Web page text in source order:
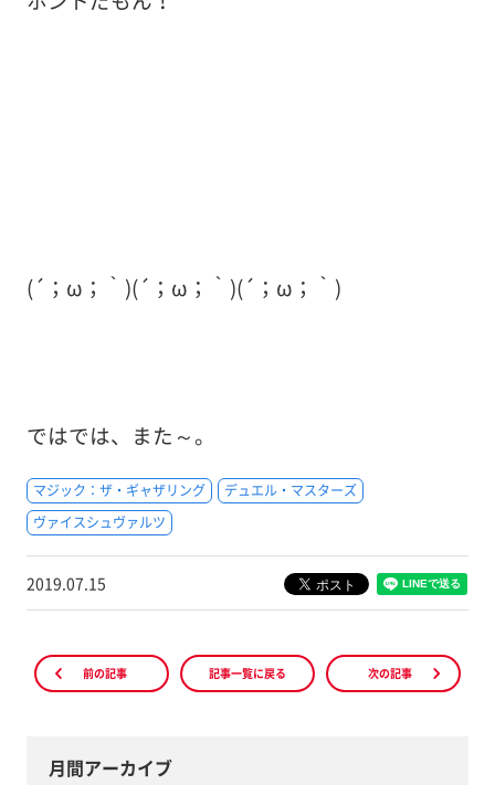
(´；ω；｀)(´；ω；｀)(´；ω；｀)
ではでは、また～。
マジック：ザ・ギャザリング
デュエル・マスターズ
ヴァイスシュヴァルツ
2019.07.15
前の記事 記事一覧に戻る 次の記事
月間アーカイブ